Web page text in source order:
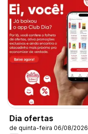
Dia ofertas
de quinta-feira 06/08/2026